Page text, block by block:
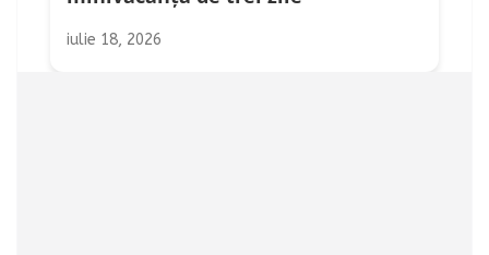
iulie 18, 2026